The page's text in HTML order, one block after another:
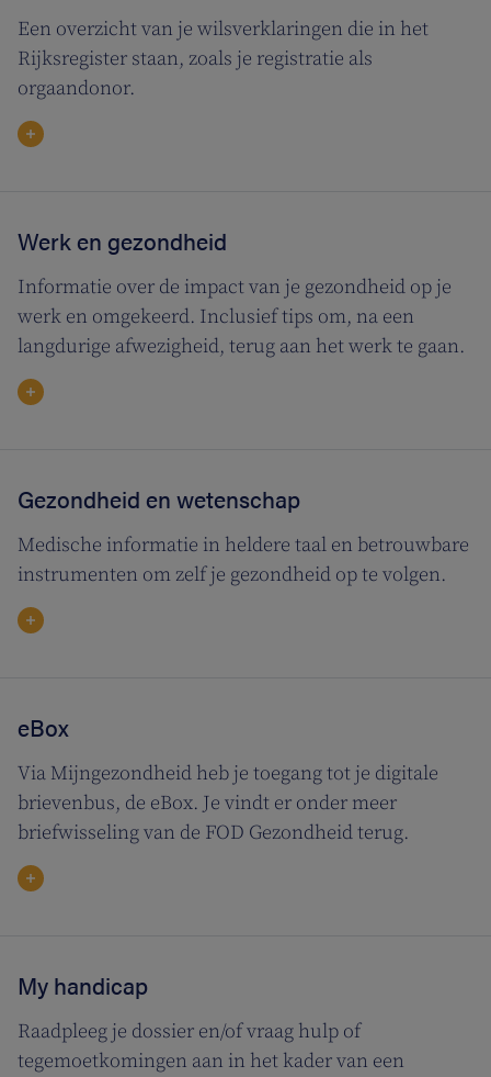
Een overzicht van je wilsverklaringen die in het
Rijksregister staan, zoals je registratie als
orgaandonor.
Werk en gezondheid
Informatie over de impact van je gezondheid op je
werk en omgekeerd. Inclusief tips om, na een
langdurige afwezigheid, terug aan het werk te gaan.
Gezondheid en wetenschap
Medische informatie in heldere taal en betrouwbare
instrumenten om zelf je gezondheid op te volgen.
eBox
Via Mijngezondheid heb je toegang tot je digitale
brievenbus, de eBox. Je vindt er onder meer
briefwisseling van de FOD Gezondheid terug.
My handicap
Raadpleeg je dossier en/of vraag hulp of
tegemoetkomingen aan in het kader van een